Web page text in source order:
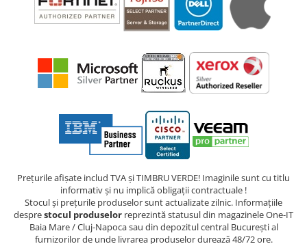
Prețurile afișate includ TVA și TIMBRU VERDE! Imaginile sunt cu titlu
informativ și nu implică obligații contractuale !
Stocul și prețurile produselor sunt actualizate zilnic. Informațiile
desprestocul produselor reprezintă statusul din magazinele One-IT
Baia Mare / Cluj-Napoca sau din depozitul central București al
furnizorilor de unde livrarea produselor durează 48/72 ore.